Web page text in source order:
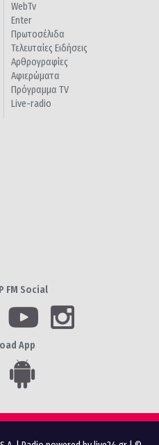
WebTv
Enter
Πρωτοσέλιδα
Τελευταίες Ειδήσεις
Αρθρογραφίες
Αφιερώματα
Πρόγραμμα TV
Live-radio
FM Social
App